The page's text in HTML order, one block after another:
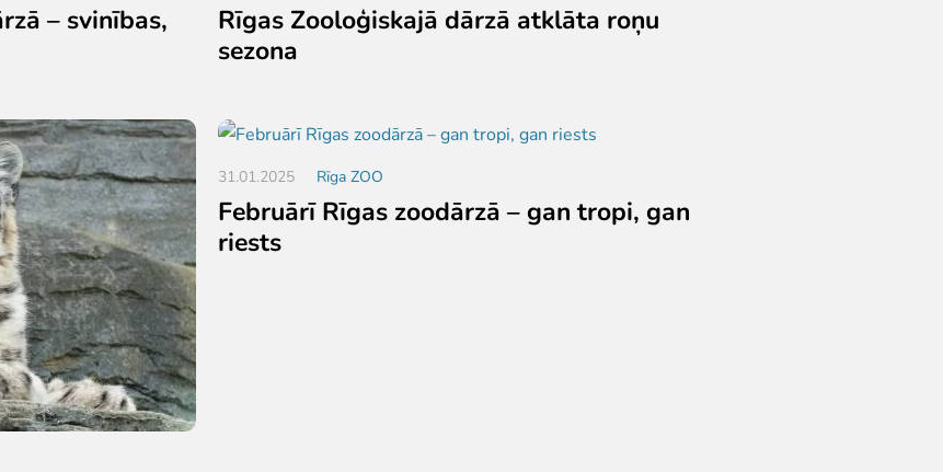
– svinības,
Rīgas Zooloģiskajā dārzā atklāta roņu
sezona
31.01.2025 Rīga ZOO
Februārī Rīgas zoodārzā – gan tropi, gan
riests